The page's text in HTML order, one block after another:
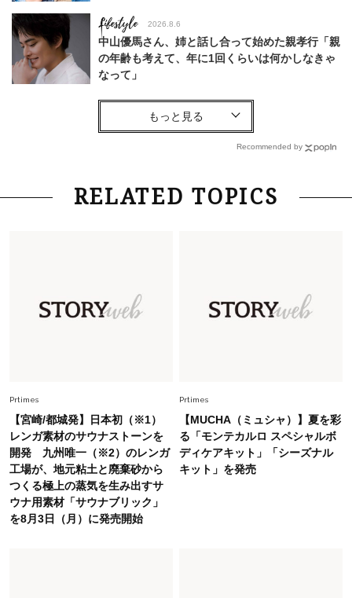
Lifestyle 2026.8.6
中山優馬さん、姉と話し合って始めた親孝行「親
の年齢も考えて、年に1回くらいは何かしなきゃ
なって」
Lifestyle
「お若いですね」は褒め言葉？“若い＝美しい”と
錯覚させる社会の危うさ【上野千鶴子のジェンダ
Lifestyle 2026.8.6
26年夏の【開運アクション】は”ひと拭き”習
を育み中「理想の暮らしよりも今の心地よさを選
んだ」
Fashion 2026.7.16
白黒でもこんなに華やぐ！40代、夏の「甘めト
ップス×パンツ」コーデ〈3選〉
Fashion 2026.5.29
Recommended by
RELATED TOPICS
Prtimes
【宮崎/都城発】日本初（※1）
レンガ素材のサウナストーンを
開発 九州唯一（※2）のレンガ
工場が、地元粘土と廃棄砂から
つくる極上の蒸気を生み出すサ
ウナ用素材「サウナブリック」
を8月3日（月）に発売開始
Prtimes
【MUCHA（ミュシャ）】夏を彩
る「モンテカルロ スペシャルボ
ディケアキット」「シーズナル
キット」を発売